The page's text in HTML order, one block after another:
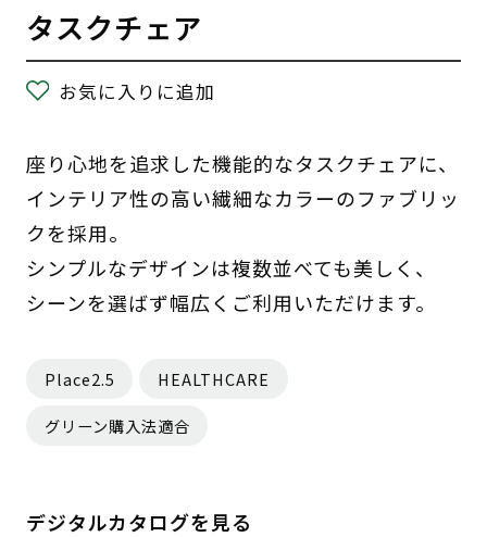
タスクチェア
お気に入りに追加
座り心地を追求した機能的なタスクチェアに、
インテリア性の高い繊細なカラーのファブリッ
クを採用。
シンプルなデザインは複数並べても美しく、
シーンを選ばず幅広くご利用いただけます。
Place2.5 HEALTHCARE
グリーン購入法適合
デジタルカタログを見る